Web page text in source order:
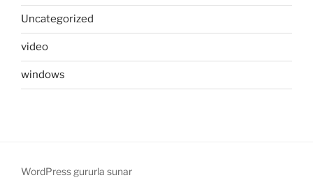
Uncategorized
video
windows
WordPress gururla sunar